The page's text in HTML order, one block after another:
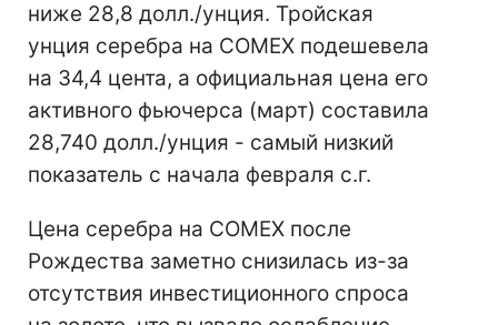
ниже 28,8 долл./унция. Тройская
унция серебра на COMEX подешевела
на 34,4 цента, а официальная цена его
активного фьючерса (март) составила
28,740 долл./унция - самый низкий
показатель с начала февраля с.г.
Цена серебра на COMEX после
Рождества заметно снизилась из-за
отсутствия инвестиционного спроса